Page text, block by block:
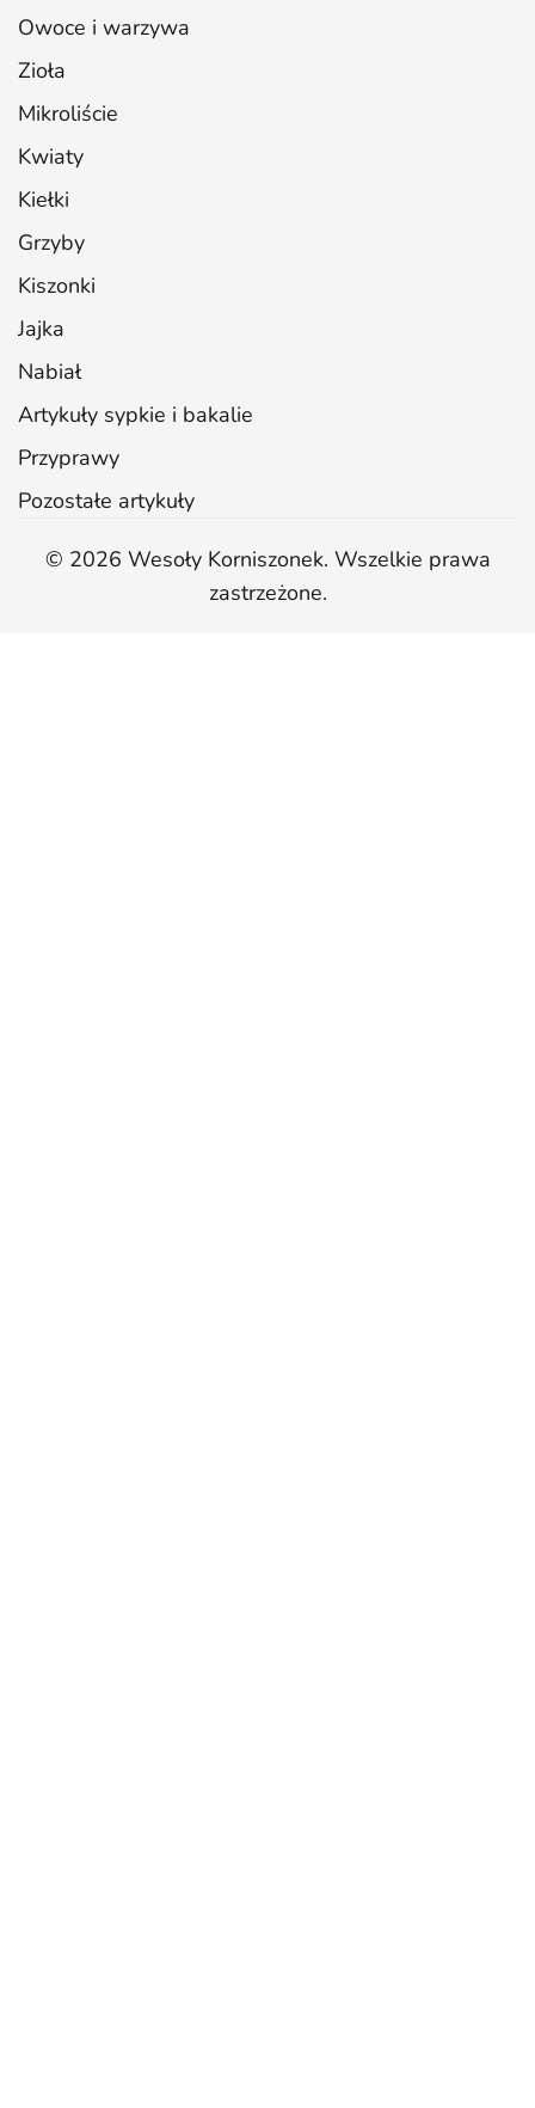
Owoce i warzywa
Zioła
Mikroliście
Kwiaty
Kiełki
Grzyby
Kiszonki
Jajka
Nabiał
Artykuły sypkie i bakalie
Przyprawy
Pozostałe artykuły
© 2026 Wesoły Korniszonek. Wszelkie prawa
zastrzeżone.